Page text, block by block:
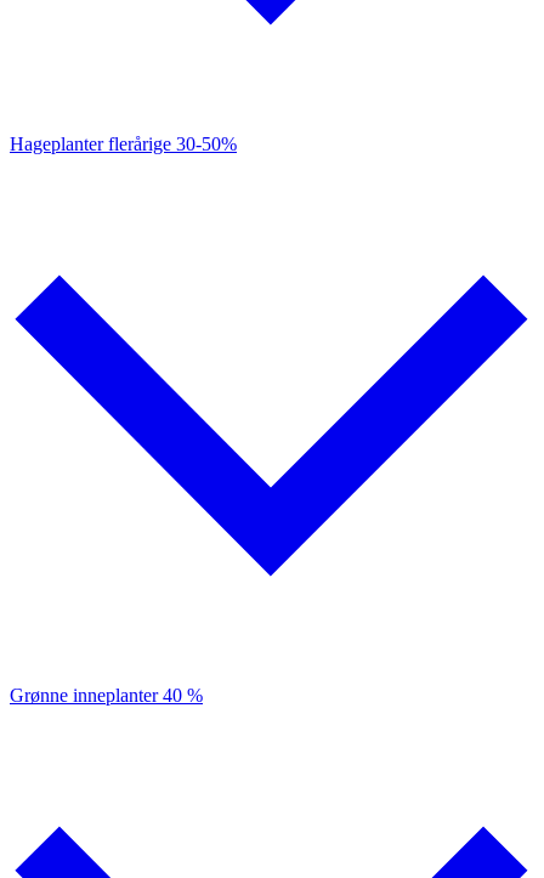
Hageplanter flerårige 30-50%
Grønne inneplanter40 %